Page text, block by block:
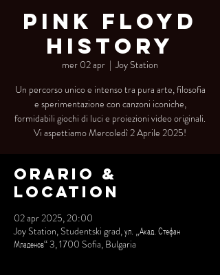
Pink Floyd
History
mer 02 apr
  |
Joy Station
Un percorso unico e intenso tra pura arte, filosofia
e sperimentazione con canzoni iconiche,
formidabili giochi di luci e proiezioni video originali.
Vi aspettiamo Mercoledì 2 Aprile 2025!
Orario &
Location
02 apr 2025, 20:00
Joy Station, Studentski grad, ул. „Акад. Стефан
Младенов“ 3, 1700 Sofia, Bulgaria